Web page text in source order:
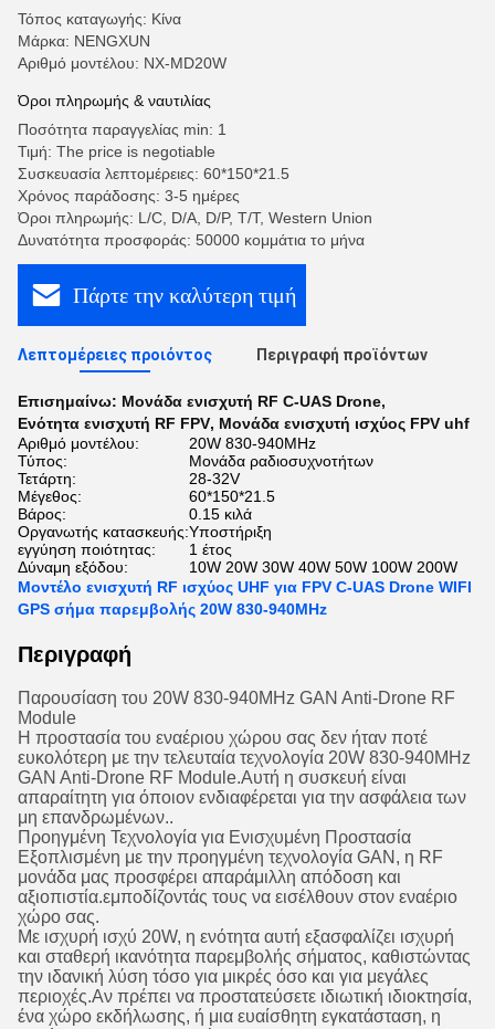
Τόπος καταγωγής: Κίνα
Μάρκα: NENGXUN
Αριθμό μοντέλου: NX-MD20W
Όροι πληρωμής & ναυτιλίας
Ποσότητα παραγγελίας min: 1
Τιμή: The price is negotiable
Συσκευασία λεπτομέρειες: 60*150*21.5
Χρόνος παράδοσης: 3-5 ημέρες
Όροι πληρωμής: L/C, D/A, D/P, T/T, Western Union
Δυνατότητα προσφοράς: 50000 κομμάτια το μήνα
Πάρτε την καλύτερη τιμή
Λεπτομέρειες προιόντος Περιγραφή προϊόντων
Επισημαίνω: Μονάδα ενισχυτή RF C-UAS Drone,
Ενότητα ενισχυτή RF FPV, Μονάδα ενισχυτή ισχύος FPV uhf
Αριθμό μοντέλου:
20W 830-940MHz
Τύπος:
Μονάδα ραδιοσυχνοτήτων
Τετάρτη:
28-32V
Μέγεθος:
60*150*21.5
Βάρος:
0.15 κιλά
Οργανωτής κατασκευής:Υποστήριξη
εγγύηση ποιότητας:
1 έτος
Δύναμη εξόδου:
10W 20W 30W 40W 50W 100W 200W
Μοντέλο ενισχυτή RF ισχύος UHF για FPV C-UAS Drone WIFI
GPS σήμα παρεμβολής 20W 830-940MHz
Περιγραφή
Παρουσίαση του 20W 830-940MHz GAN Anti-Drone RF
Module
Η προστασία του εναέριου χώρου σας δεν ήταν ποτέ
ευκολότερη με την τελευταία τεχνολογία 20W 830-940MHz
GAN Anti-Drone RF Module.Αυτή η συσκευή είναι
απαραίτητη για όποιον ενδιαφέρεται για την ασφάλεια των
μη επανδρωμένων..
Προηγμένη Τεχνολογία για Ενισχυμένη Προστασία
Εξοπλισμένη με την προηγμένη τεχνολογία GAN, η RF
μονάδα μας προσφέρει απαράμιλλη απόδοση και
αξιοπιστία.εμποδίζοντάς τους να εισέλθουν στον εναέριο
χώρο σας.
Με ισχυρή ισχύ 20W, η ενότητα αυτή εξασφαλίζει ισχυρή
και σταθερή ικανότητα παρεμβολής σήματος, καθιστώντας
την ιδανική λύση τόσο για μικρές όσο και για μεγάλες
περιοχές.Αν πρέπει να προστατεύσετε ιδιωτική ιδιοκτησία,
ένα χώρο εκδήλωσης, ή μια ευαίσθητη εγκατάσταση, η